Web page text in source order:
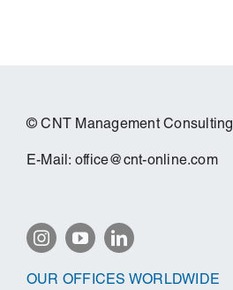
© CNT Management Consulting
E-Mail: office@cnt-online.com
OUR OFFICES WORLDWIDE